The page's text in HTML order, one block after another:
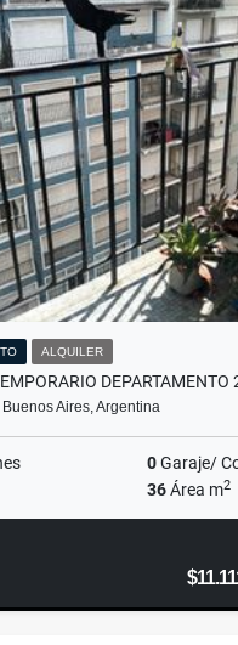
ALQUILER
Aires, Argentina
0Garaje/
36Área m2